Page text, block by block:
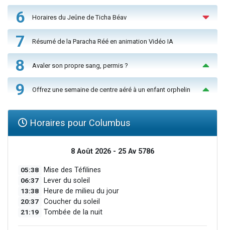
6 Horaires du Jeûne de Ticha Béav
7 Résumé de la Paracha Réé en animation Vidéo IA
8 Avaler son propre sang, permis ?
9 Offrez une semaine de centre aéré à un enfant orphelin
Horaires pour Columbus
8 Août 2026 - 25 Av 5786
05:38 Mise des Téfilines
06:37 Lever du soleil
13:38 Heure de milieu du jour
20:37 Coucher du soleil
21:19 Tombée de la nuit